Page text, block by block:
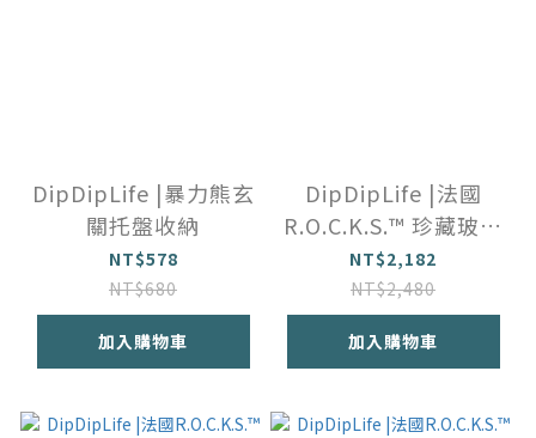
DipDipLife |暴力熊玄
關托盤收納
NT$578
NT$680
加入購物車
DipDipLife |法國
R.O.C.K.S.™️ 珍藏玻璃
威士忌酒杯禮盒
NT$2,182
NT$2,480
加入購物車